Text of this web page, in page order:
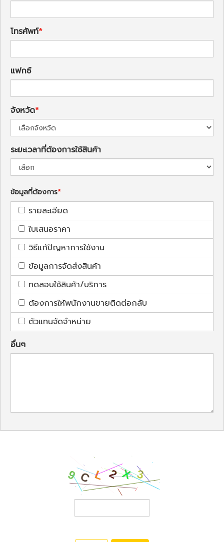
โทรศัพท์
แฟกซ์
จังหวัด
ระยะเวลาที่ต้องการใช้สินค้า
ข้อมูลที่ต้องการ
รายละเอียด
ใบเสนอราคา
วิธีแก้ปัญหาการใช้งาน
ข้อมูลการจัดส่งสินค้า
ทดสอบใช้สินค้า/บริการ
ต้องการให้พนักงานขายติดต่อกลับ
ตัวแทนจัดจำหน่าย
อื่นๆ